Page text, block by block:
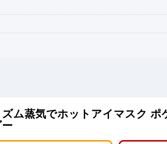
ム蒸気でホットアイマスク ポ